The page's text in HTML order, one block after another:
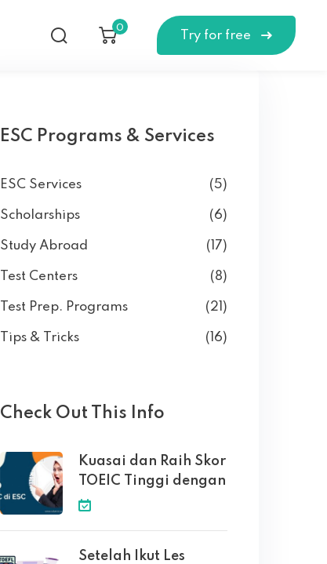
0
Try for free
ESC Programs & Services
ESC Services (5)
Scholarships (6)
Study Abroad (17)
Test Centers (8)
Test Prep. Programs (21)
Tips & Tricks (16)
Check Out This Info
Kuasai dan Raih Skor
TOEIC Tinggi dengan
Setelah Ikut Les